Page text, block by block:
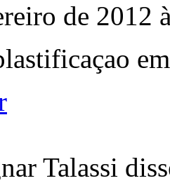
de 2012
Talassi